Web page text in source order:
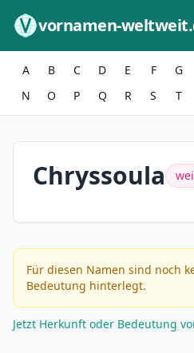
vornamen-
A B C D E F G
N
O P Q R S T
Chryssoula
Für diesen Namen sind noch
Bedeutung hinterlegt.
Jetzt Herkunft oder Bedeutung